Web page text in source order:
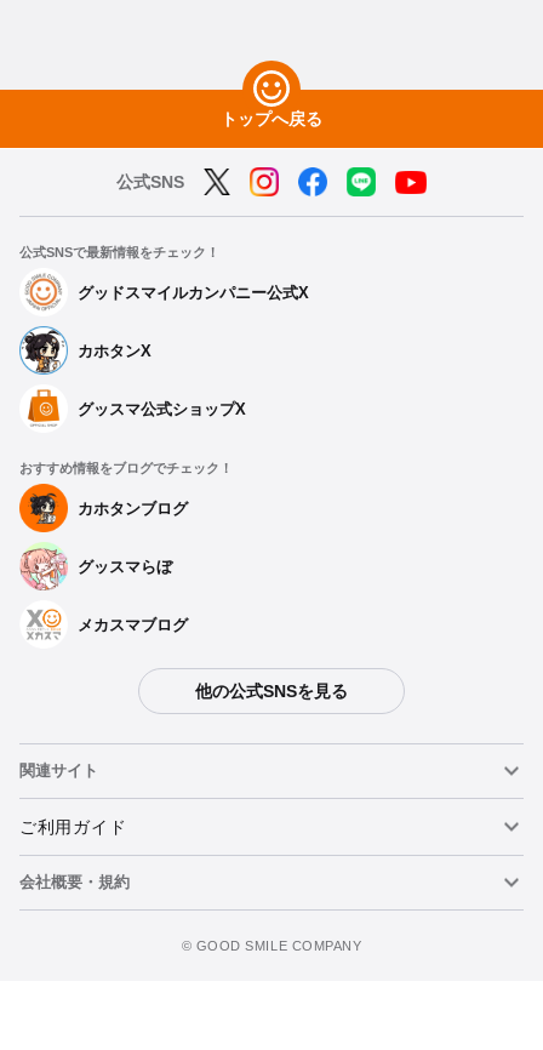
予約期間：2025年10月03日~2025年10月29日まで
2026年02月発売・お1人様3点まで
2024年07月発売・お1人様3点まで
トップへ戻る
公式SNS
公式SNSで最新情報をチェック！
グッドスマイルカンパニー公式X
カホタンX
グッスマ公式ショップX
おすすめ情報をブログでチェック！
カホタンブログ
グッスマらぼ
メカスマブログ
他の公式SNSを見る
関連サイト
ねんどろいど
ねんどろいどフェイスメーカー
ご利用ガイド
重要なお知らせ
会社概要・規約
©️ GOOD SMILE COMPANY